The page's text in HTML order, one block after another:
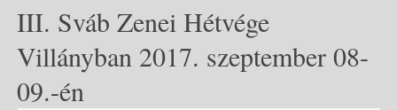
III. Sváb Zenei Hétvége
Villányban 2017. szeptember 08-
09.-én